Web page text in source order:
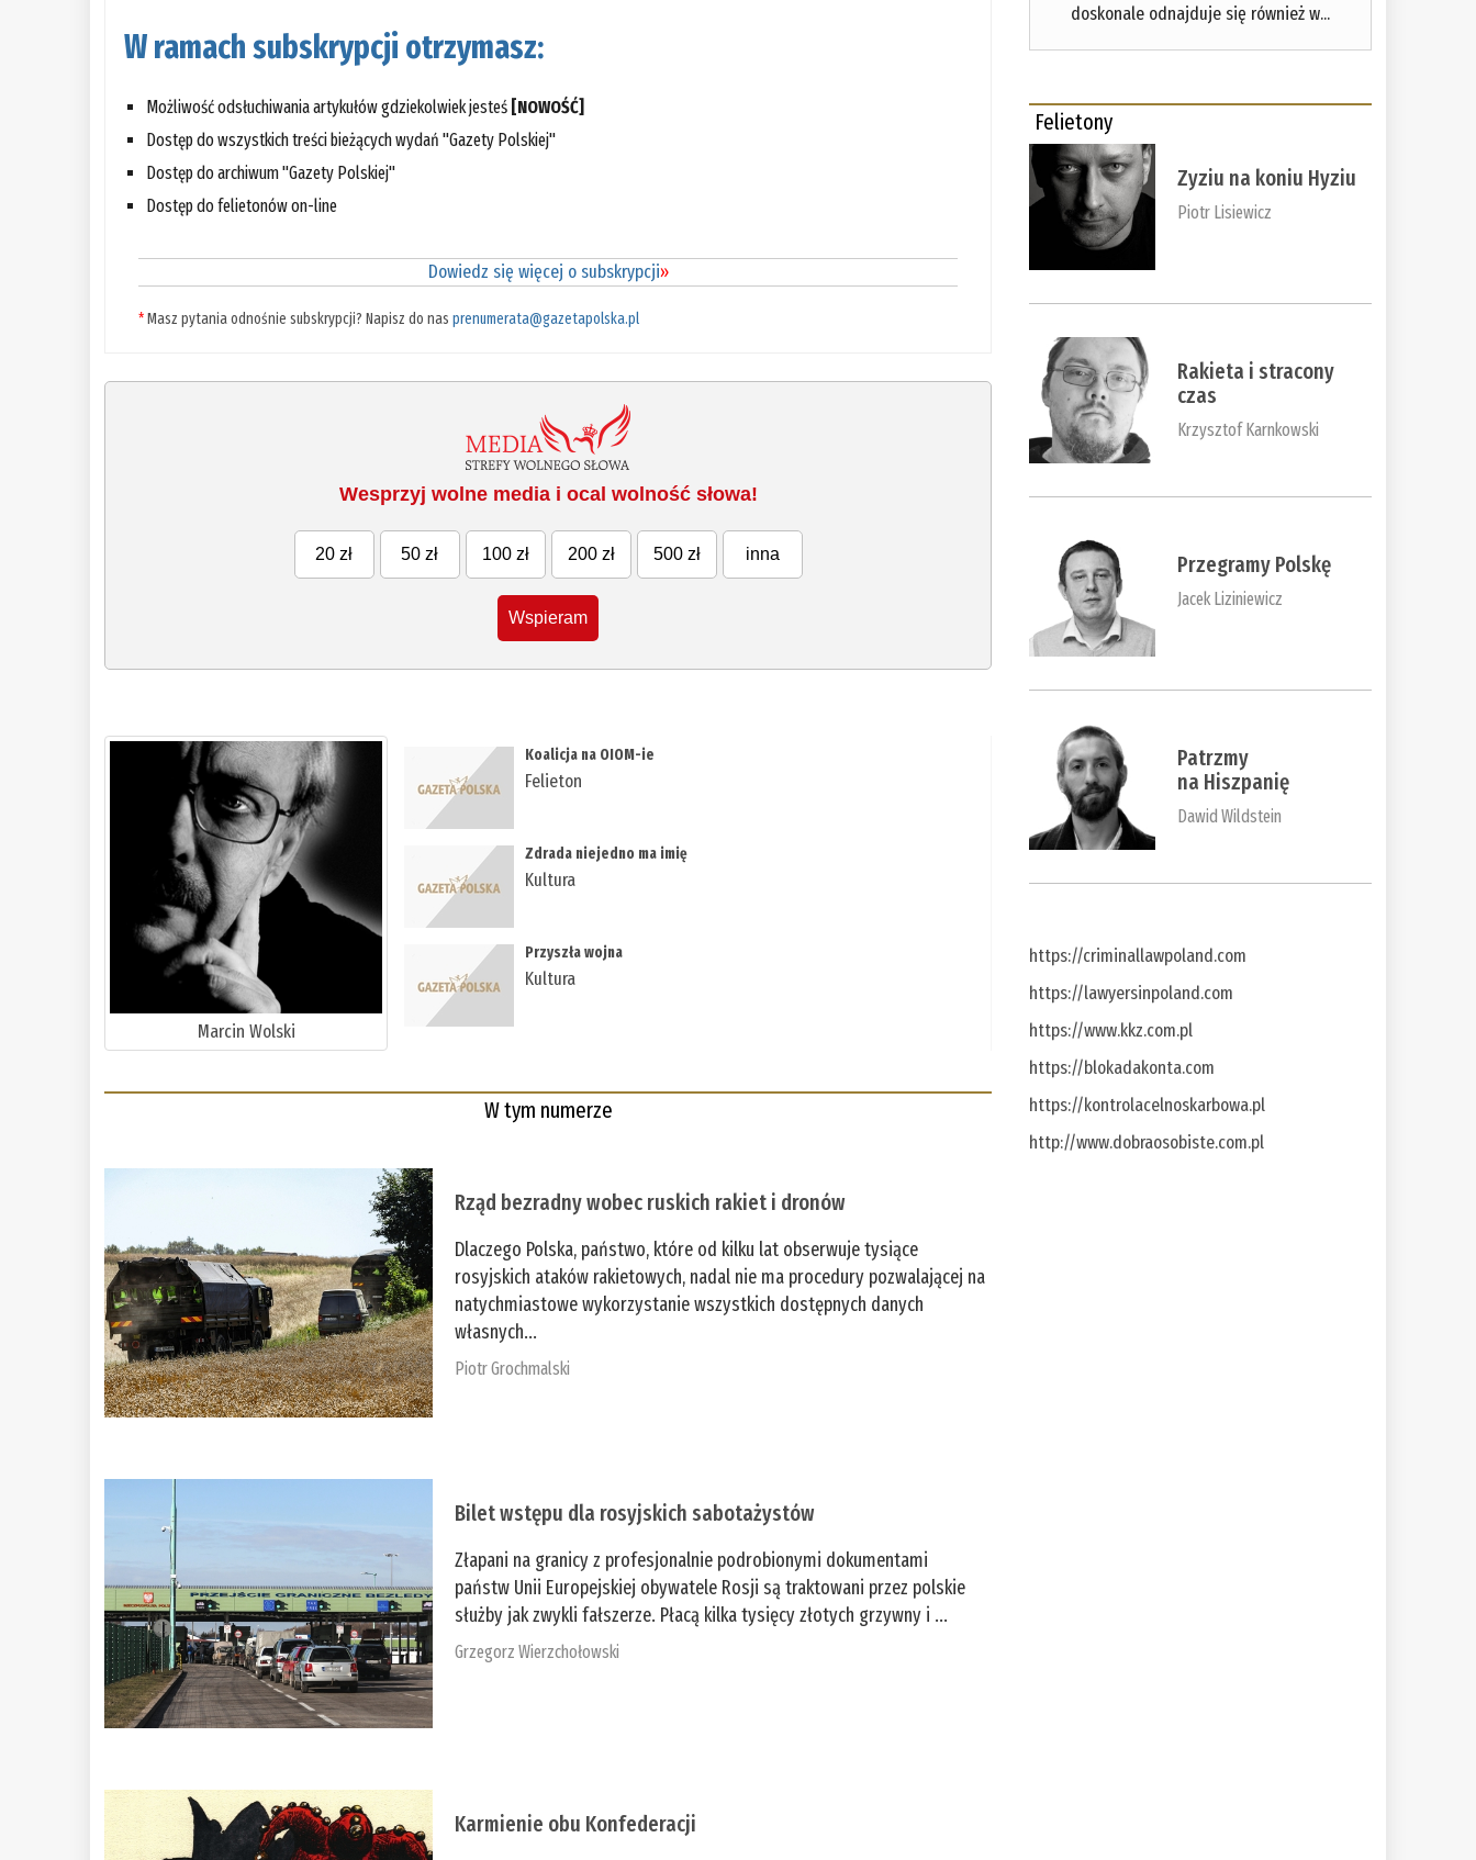
W ramach subskrypcji otrzymasz:
Możliwość odsłuchiwania artykułów gdziekolwiek jesteś [NOWOŚĆ]
Dostęp do wszystkich treści bieżących wydań "Gazety Polskiej"
Dostęp do archiwum "Gazety Polskiej"
Dostęp do felietonów on-line
Dowiedz się więcej o subskrypcji»
*Masz pytania odnośnie subskrypcji? Napisz do nasprenumerata@gazetapolska.pl
Wesprzyj wolne media i ocal wolność słowa!
20 zł 50 zł 100 zł 200 zł 500 zł inna
Wspieram
Marcin Wolski
Koalicja na OIOM-ie
Felieton
Zdrada niejedno ma imię
Kultura
Przyszła wojna
Kultura
W tym numerze
Rząd bezradny wobec ruskich rakiet i dronów
Dlaczego Polska, państwo, które od kilku lat obserwuje tysiące
rosyjskich ataków rakietowych, nadal nie ma procedury pozwalającej na
natychmiastowe wykorzystanie wszystkich dostępnych danych
własnych...
Piotr Grochmalski
Bilet wstępu dla rosyjskich sabotażystów
Złapani na granicy z profesjonalnie podrobionymi dokumentami
państw Unii Europejskiej obywatele Rosji są traktowani przez polskie
służby jak zwykli fałszerze. Płacą kilka tysięcy złotych grzywny i ...
Grzegorz Wierzchołowski
Karmienie obu Konfederacji
doskonale odnajduje się również w...
Felietony
Zyziu na koniu Hyziu
Piotr Lisiewicz
Rakieta i stracony
czas
Krzysztof Karnkowski
Przegramy Polskę
Jacek Liziniewicz
Patrzmy
na Hiszpanię
Dawid Wildstein
https://criminallawpoland.com
https://lawyersinpoland.com
https://www.kkz.com.pl
https://blokadakonta.com
https://kontrolacelnoskarbowa.pl
http://www.dobraosobiste.com.pl